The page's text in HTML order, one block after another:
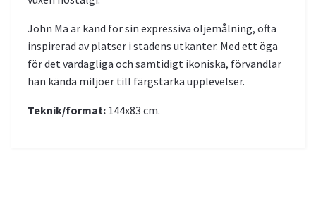
John Ma är känd för sin expressiva oljemålning, ofta
inspirerad av platser i stadens utkanter. Med ett öga
för det vardagliga och samtidigt ikoniska, förvandlar
han kända miljöer till färgstarka upplevelser.
Teknik/format: 144x83 cm.